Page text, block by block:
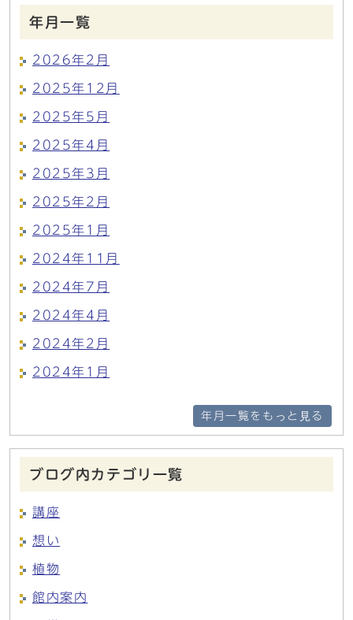
年月一覧
2026年2月
2025年12月
2025年5月
2025年4月
2025年3月
2025年2月
2025年1月
2024年11月
2024年7月
2024年4月
2024年2月
2024年1月
年月一覧をもっと見る
ブログ内カテゴリ一覧
講座
想い
植物
館内案内